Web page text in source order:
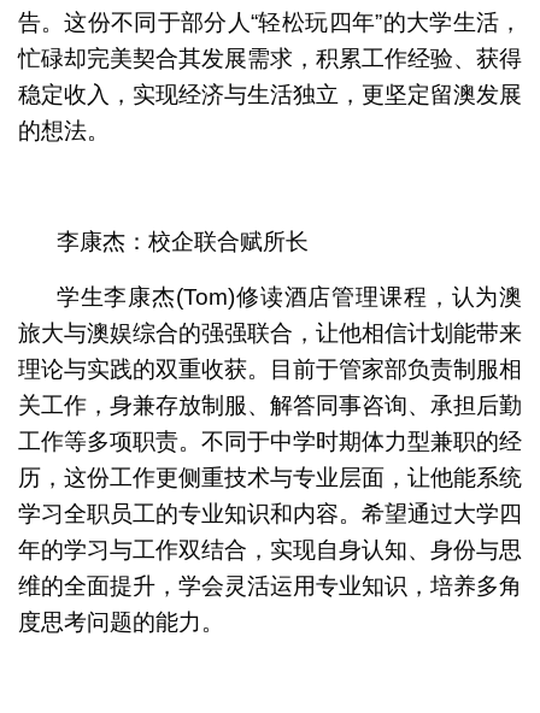
告。这份不同于部分人“轻松玩四年”的大学生活，
忙碌却完美契合其发展需求，积累工作经验、获得
稳定收入，实现经济与生活独立，更坚定留澳发展
的想法。
李康杰：校企联合赋所长
学生李康杰(Tom)修读酒店管理课程，认为澳
旅大与澳娱综合的强强联合，让他相信计划能带来
理论与实践的双重收获。目前于管家部负责制服相
关工作，身兼存放制服、解答同事咨询、承担后勤
工作等多项职责。不同于中学时期体力型兼职的经
历，这份工作更侧重技术与专业层面，让他能系统
学习全职员工的专业知识和内容。希望通过大学四
年的学习与工作双结合，实现自身认知、身份与思
维的全面提升，学会灵活运用专业知识，培养多角
度思考问题的能力。